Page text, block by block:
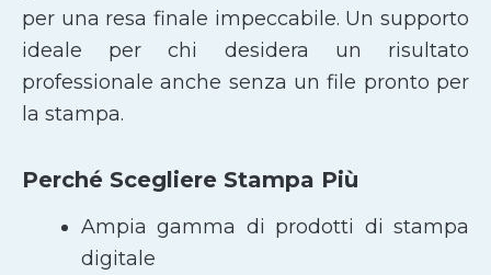
per una resa finale impeccabile. Un supporto
ideale per chi desidera un risultato
professionale anche senza un file pronto per
la stampa.
Perché Scegliere Stampa Più
Ampia gamma di prodotti di stampa
digitale